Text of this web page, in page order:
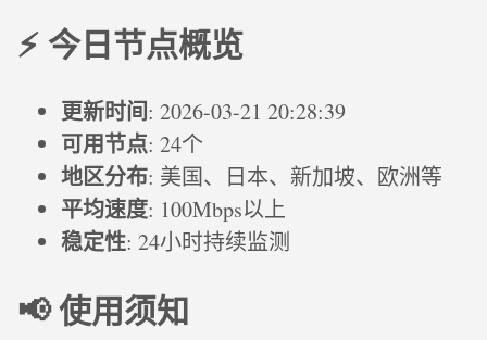
⚡ 今日节点概览
更新时间: 2026-03-21 20:28:39
可用节点: 24个
地区分布: 美国、日本、新加坡、欧洲等
平均速度: 100Mbps以上
稳定性: 24小时持续监测
📢 使用须知